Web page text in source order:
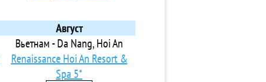
Август
Вьетнам - Da Nang, Hoi An
Renaissance Hoi An Resort &
Spa 5*